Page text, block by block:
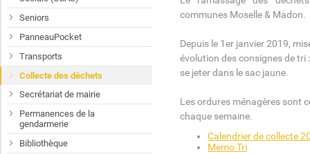
communes Moselle & Madon.
Depuis le 1er janvier 2019,
évolution des consignes de tri
se jeter dans le sac jaune.
Les ordures ménagères sont
chaque semaine.
Calendrier de collecte
Memo Tri
Seniors
PanneauPocket
Transports
Collecte des déchets
Secrétariat de mairie
Permanences de la
gendarmerie
Bibliothèque